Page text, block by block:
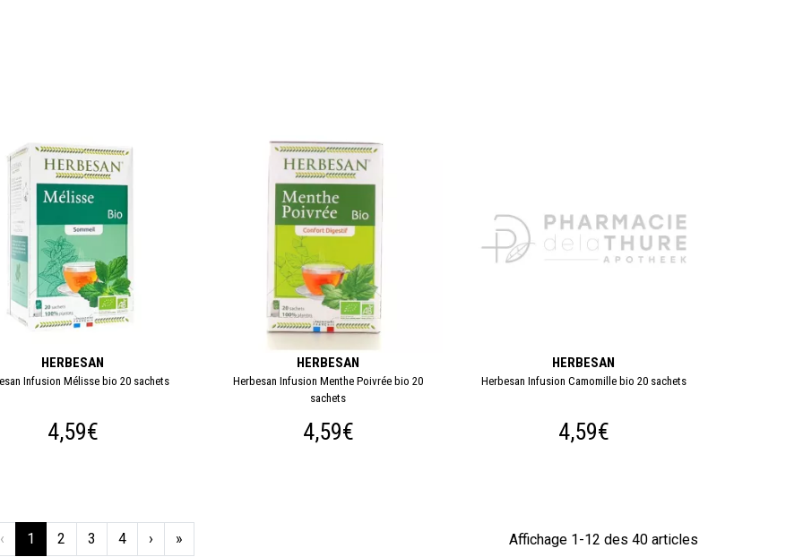
HERBESAN
Infusion Mélisse bio 20 sachets
4,59€
HERBESAN
Herbesan Infusion Menthe Poivrée bio 20
sachets
4,59€
HERBESAN
Herbesan Infusion Camomille bio 20 sachets
4,59€
Affichage 1-12 des 40 articles
‹ 1 2 3 4 › »